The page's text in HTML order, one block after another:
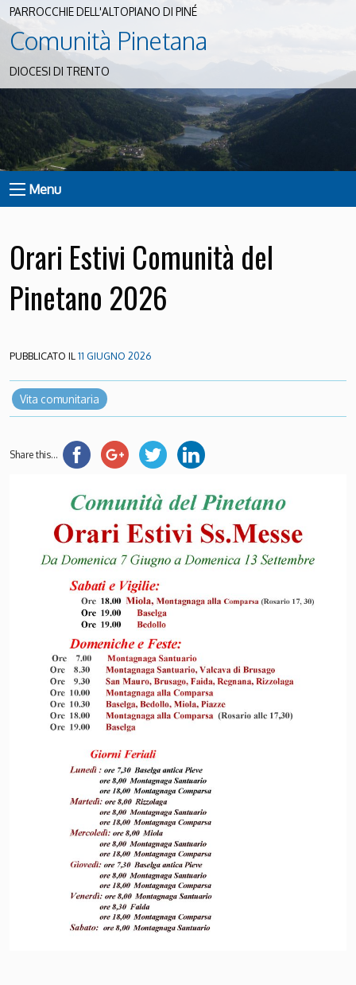
PARROCCHIE DELL'ALTOPIANO DI PINÉ
Comunità Pinetana
DIOCESI DI TRENTO
Menu
Orari Estivi Comunità del
Pinetano 2026
PUBBLICATO IL11 GIUGNO 2026
Vita comunitaria
Share this...